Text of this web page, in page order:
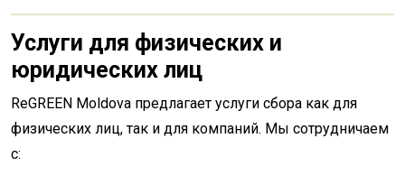
Услуги для физических и
юридических лиц
ReGREEN Moldova предлагает услуги сбора как для
физических лиц, так и для компаний. Мы сотрудничаем
с: